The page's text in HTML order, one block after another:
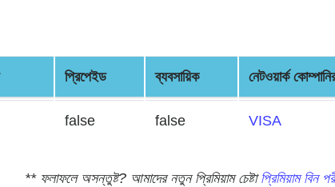
প্রিপেইড ব্যবসায়িক নেটওয়ার্ক
false false VISA
** ফলাফলে অসন্তুষ্ট? আমাদের নতুন প্রিমিয়াম চেষ্টাপ্রিমিয়াম বিন